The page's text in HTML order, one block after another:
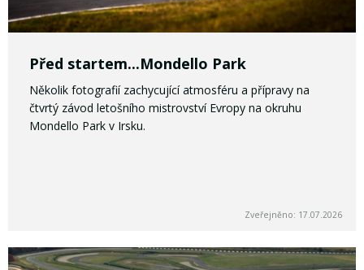
Před startem...Mondello Park
Několik fotografií zachycující atmosféru a přípravy na
čtvrtý závod letošního mistrovství Evropy na okruhu
Mondello Park v Irsku.
Zveřejněno: 17.07.2026